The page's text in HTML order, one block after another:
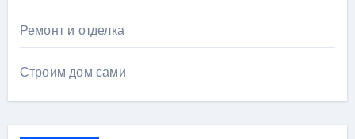
Ремонт и отделка
Строим дом сами